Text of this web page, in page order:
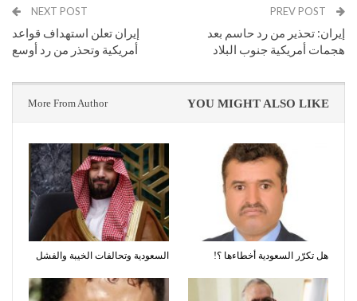
إيران: تحذير من رد حاسم بعد
هجمات أمريكية جنوب البلاد
NEXT POST
إيران تعلن استهداف قواعد
أمريكية وتحذر من رد أوسع
YOU MIGHT ALSO LIKE
More From Author
هل تكرّر السعودية أخطاءها ؟! السعودية وتحالفات الخيبة والفشل